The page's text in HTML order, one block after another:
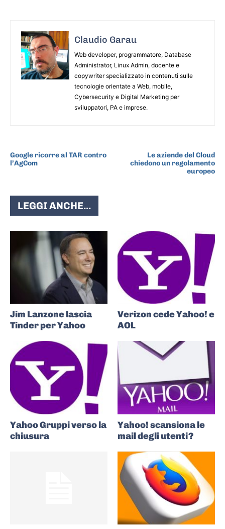
Claudio Garau
Web developer, programmatore, Database
Administrator, Linux Admin, docente e
copywriter specializzato in contenuti sulle
tecnologie orientate a Web, mobile,
Cybersecurity e Digital Marketing per
sviluppatori, PA e imprese.
Google ricorre al TAR contro
l’AgCom
Le aziende del Cloud
chiedono un regolamento
europeo
LEGGI ANCHE...
Jim Lanzone lascia
Tinder per Yahoo
Verizon cede Yahoo! e
AOL
Yahoo Gruppi verso la
chiusura
Yahoo! scansiona le
mail degli utenti?